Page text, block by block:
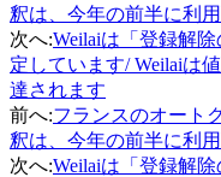
釈は、今年の前半に利
次へ:Weilaiは「登録解
定しています/ Weilaiは
達されます
前へ:フランスのオート
釈は、今年の前半に利
次へ:Weilaiは「登録解